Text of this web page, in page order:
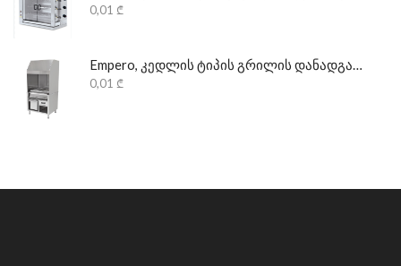
0,01 ₾
Empero, კედლის ტიპის გრილის დანადგარი, პროფესიონალი
0,01 ₾